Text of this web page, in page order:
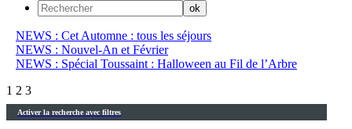
NEWS : Cet Automne : tous les séjours
NEWS : Nouvel-An et Février
NEWS : Spécial Toussaint : Halloween au Fil de l’Arbre
1 2 3
Activer la recherche avec filtres